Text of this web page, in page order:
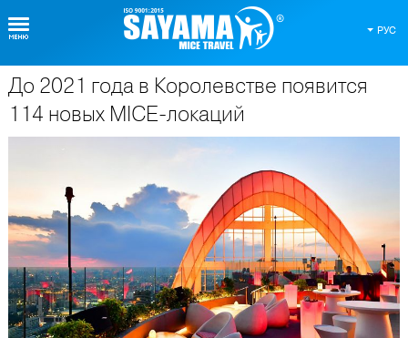
РУС
О Таиланде
До 2021 года в Королевстве появится
114 новых MICE-локаций